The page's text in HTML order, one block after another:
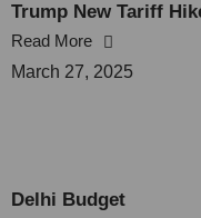
Trump New Tariff
Read More
March 27, 2025
Delhi Budget